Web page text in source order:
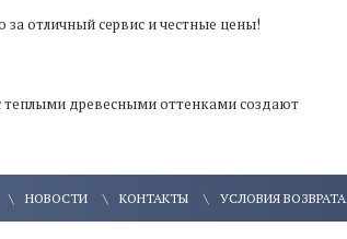
отличный сервис и честные цены!
теплыми древесными оттенками создают
НОВОСТИ КОНТАКТЫ УСЛОВИЯ ВОЗВРАТА